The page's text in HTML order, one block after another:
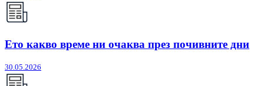
Ето какво време ни очаква през почивните дни
30.05.2026